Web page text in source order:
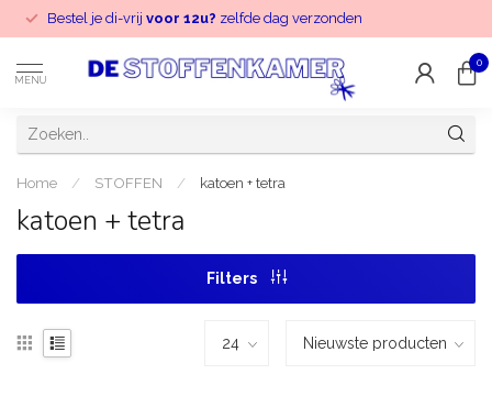
Bestel je di-vrij voor 12u? zelfde dag verzonden
MENU
0
Home / STOFFEN / katoen + tetra
katoen + tetra
Filters